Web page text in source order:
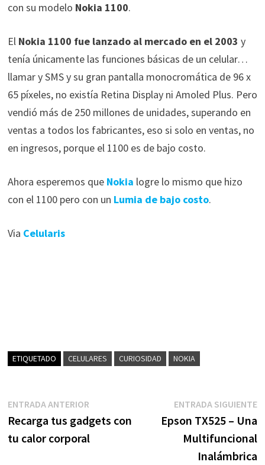
con su modelo Nokia 1100.
El Nokia 1100 fue lanzado al mercado en el 2003 y
tenía únicamente las funciones básicas de un celular…
llamar y SMS y su gran pantalla monocromática de 96 x
65 píxeles, no existía Retina Display ni Amoled Plus. Pero
vendió más de 250 millones de unidades, superando en
ventas a todos los fabricantes, eso si solo en ventas, no
en ingresos, porque el 1100 es de bajo costo.
Ahora esperemos que Nokia logre lo mismo que hizo
con el 1100 pero con un Lumia de bajo costo.
Via Celularis
ETIQUETADO CELULARES CURIOSIDAD NOKIA
Navegación
de
entradas
ENTRADA ANTERIOREntrada
anterior:
Recarga tus gadgets con
tu calor corporal
ENTRADA SIGUIENTE
Epson TX525 – Una
Multifuncional
Inalámbrica